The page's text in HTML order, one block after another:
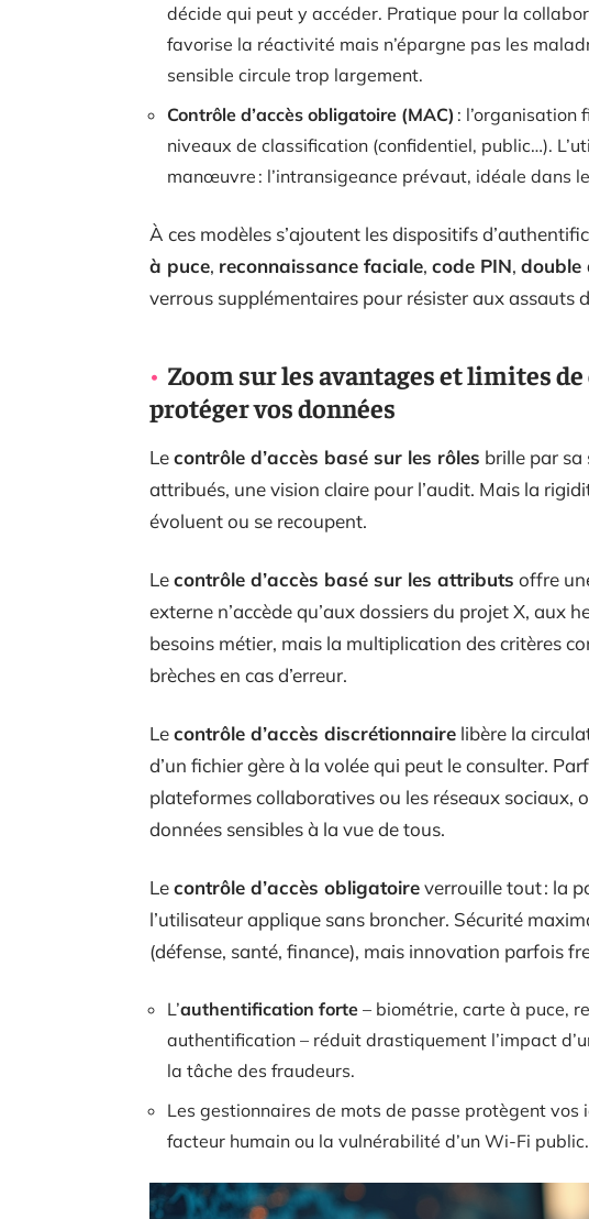
décide qui peut y accéder. Pratique pour la
favorise la réactivité mais n’épargne pas les
sensible circule trop largement.
Contrôle d’accès obligatoire (MAC) : l’organisation
niveaux de classification (confidentiel, public…).
manœuvre : l’intransigeance prévaut, idéale dans
À ces modèles s’ajoutent les dispositifs
à puce, reconnaissance faciale, code PIN, double
verrous supplémentaires pour résister aux assauts
Zoom sur les avantages et limites
protéger vos données
Lecontrôle d’accès basé sur les rôles brille par sa
attribués, une vision claire pour l’audit. Mais la
évoluent ou se recoupent.
Lecontrôle d’accès basé sur les attributs offre
externe n’accède qu’aux dossiers du projet X, aux
besoins métier, mais la multiplication des critères
brèches en cas d’erreur.
Lecontrôle d’accès discrétionnaire libère la
d’un fichier gère à la volée qui peut le consulter.
plateformes collaboratives ou les réseaux sociaux,
données sensibles à la vue de tous.
Lecontrôle d’accès obligatoireverrouille tout : la
l’utilisateur applique sans broncher. Sécurité
(défense, santé, finance), mais innovation parfois
L’authentification forte – biométrie, carte à puce,
authentification – réduit drastiquement l’impact
la tâche des fraudeurs.
Les gestionnaires de mots de passe protègent vos
facteur humain ou la vulnérabilité d’un Wi-Fi public.